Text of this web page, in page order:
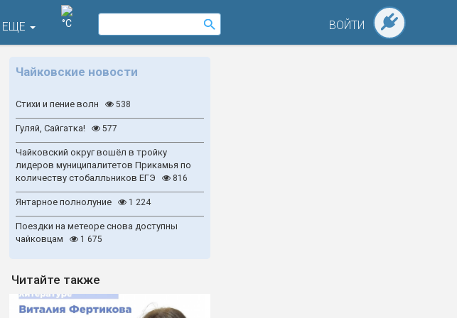
ЕЩЕ °C ВОЙТИ
Чайковские новости
Стихи и пение волн 538
Гуляй, Сайгатка! 577
Чайковский округ вошёл в тройку
лидеров муниципалитетов Прикамья по
количеству стобалльников ЕГЭ
816
Янтарное полнолуние 1 224
Поездки на метеоре снова доступны
чайковцам
1 675
Читайте также